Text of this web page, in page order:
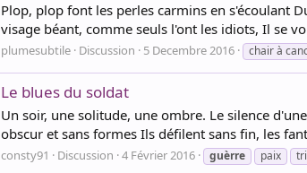
Plop, plop font les perles carmins en s'écoulant
visage béant, comme seuls l'ont les idiots, Il se
plumesubtile Discussion 5 Decembre 2016 chair à
Le blues du soldat
Un soir, une solitude, une ombre. Le silence
obscur et sans formes Ils défilent sans fin, les
consty91 Discussion 4 Février 2016 guèrre paix